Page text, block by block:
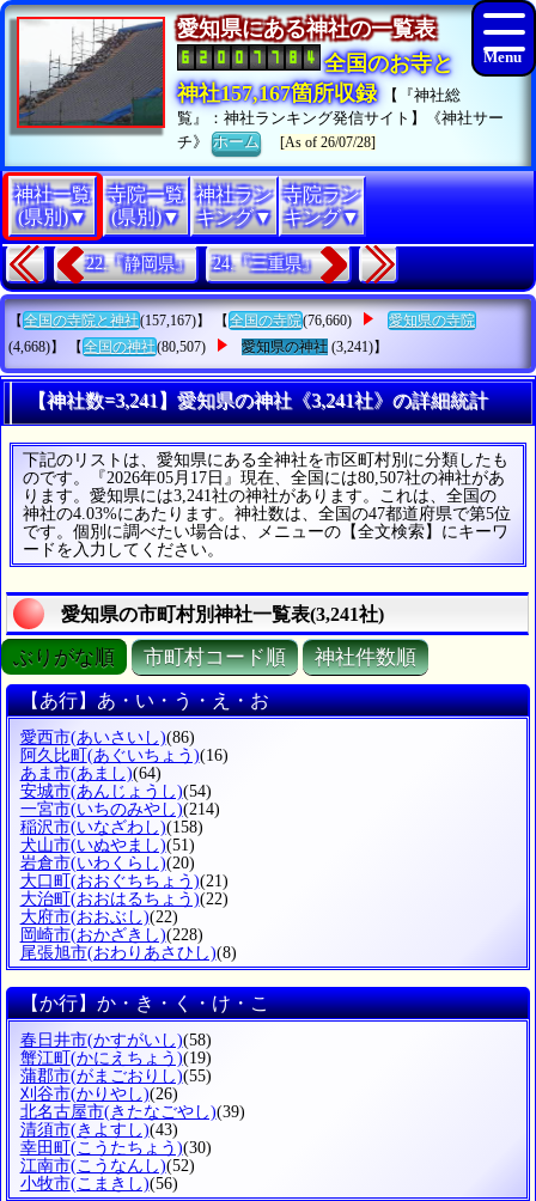
愛知県にある神社の一覧表
全国のお寺と
神社157,167箇所収録
【『神社総
覧』：神社ランキング発信サイト】《神社サー
チ》ホーム [As of 26/07/28]
神社一覧
(県別)▼
寺院一覧
(県別)▼
神社ラン
キング▼
寺院ラン
キング▼
22.『静岡県』 24.『三重県』
【 全国の寺院と神社(157,167)】 【 全国の寺院(76,660)
愛知県の寺院
(4,668)】 【 全国の神社(80,507) 愛知県の神社 (3,241)】
【神社数=3,241】愛知県の神社《3,241社》の詳細統計
下記のリストは、愛知県にある全神社を市区町村別に分類したも
のです。『2026年05月17日』現在、全国には80,507社の神社があ
ります。愛知県には3,241社の神社があります。これは、全国の
神社の4.03%にあたります。神社数は、全国の47都道府県で第5位
です。個別に調べたい場合は、メニューの【全文検索】にキーワ
ードを入力してください。
愛知県の市町村別神社一覧表(3,241社)
ぶりがな順 市町村コード順 神社件数順
【あ行】あ・い・う・え・お
愛西市(あいさいし)(86)
阿久比町 (あぐいちょう)(16)
あま市(あまし)(64)
安城市(あんじょうし)(54)
一宮市(いちのみやし)(214)
稲沢市(いなざわし)(158)
犬山市(いぬやまし)(51)
岩倉市(いわくらし)(20)
大口町 (おおぐちちょう)(21)
大治町 (おおはるちょう)(22)
大府市(おおぶし)(22)
岡崎市(おかざきし)(228)
尾張旭市(おわりあさひし)(8)
【か行】か・き・く・け・こ
春日井市(かすがいし)(58)
蟹江町 (かにえちょう)(19)
蒲郡市(がまごおりし)(55)
刈谷市(かりやし)(26)
北名古屋市(きたなごやし)(39)
清須市(きよすし)(43)
幸田町 (こうたちょう)(30)
江南市(こうなんし)(52)
小牧市(こまきし)(56)